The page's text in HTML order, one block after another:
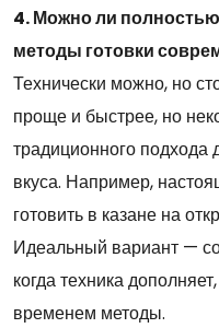
4. Можно ли
методы готовки
Технически можно, но
проще и быстрее, но
традиционного подхода
вкуса. Например,
готовить в казане на
Идеальный вариант —
когда техника
временем методы.